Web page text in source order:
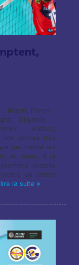
Kranin, Panov -
Ojiganov -
- Katitch,
une victoire très
peu calmé les
et, donc, à la
matchs
du match
lire la suite »